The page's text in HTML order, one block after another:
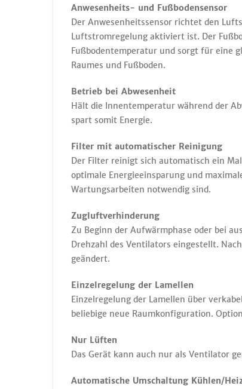
Anwesenheits- und Fußbodensensor
Der Anwesenheitssensor richtet den
Luftstromregelung aktiviert ist. Der
Fußbodentemperatur und sorgt für eine
Raumes und Fußboden.
Betrieb bei Abwesenheit
Hält die Innentemperatur während der
spart somit Energie.
Filter mit automatischer Reinigung
Der Filter reinigt sich automatisch ein
optimale Energieeinsparung und
Wartungsarbeiten notwendig sind.
Zugluftverhinderung
Zu Beginn der Aufwärmphase oder bei
Drehzahl des Ventilators eingestellt.
geändert.
Einzelregelung der Lamellen
Einzelregelung der Lamellen über
beliebige neue Raumkonfiguration.
Nur Lüften
Das Gerät kann auch nur als Ventilator
Automatische Umschaltung Kühlen/